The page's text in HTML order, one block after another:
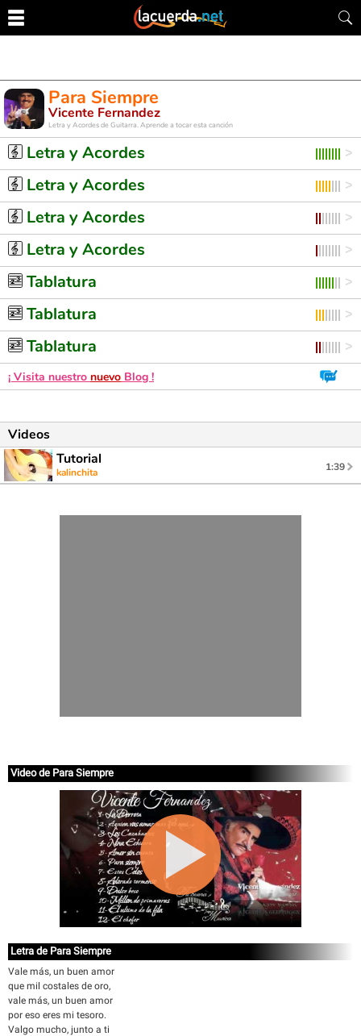
Para Siempre
Vicente Fernandez
Letra y Acordes de Guitarra. Aprende a tocar esta canción
Letra y Acordes
Letra y Acordes
Letra y Acordes
Letra y Acordes
Tablatura
Tablatura
Tablatura
¡ Visita nuestro nuevo Blog !
Videos
Tutorial
kalinchita 1:39
Video de Para Siempre
Letra de Para Siempre
Vale más, un buen amor
que mil costales de oro,
vale más, un buen amor
por eso eres mi tesoro.
Valgo mucho, junto a ti